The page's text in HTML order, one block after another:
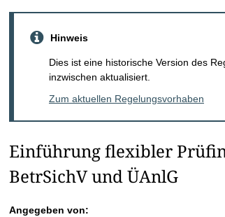
Hinweis
Dies ist eine historische Version des
inzwischen aktualisiert.
Zum aktuellen Regelungsvorhaben
Einführung flexibler
BetrSichV und ÜAnlG
Angegeben von: